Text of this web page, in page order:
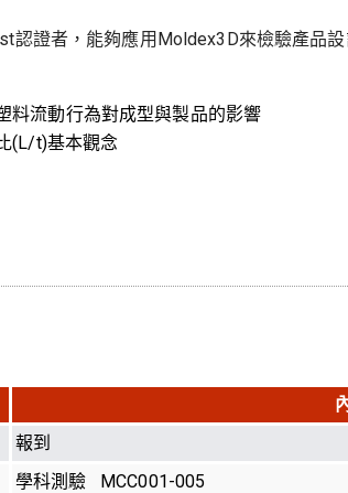
認證者，能夠應用Moldex3D來檢驗產品
料流動行為對成型與製品的影響
(L/t)基本觀念
報到
學科測驗 MCC001-005